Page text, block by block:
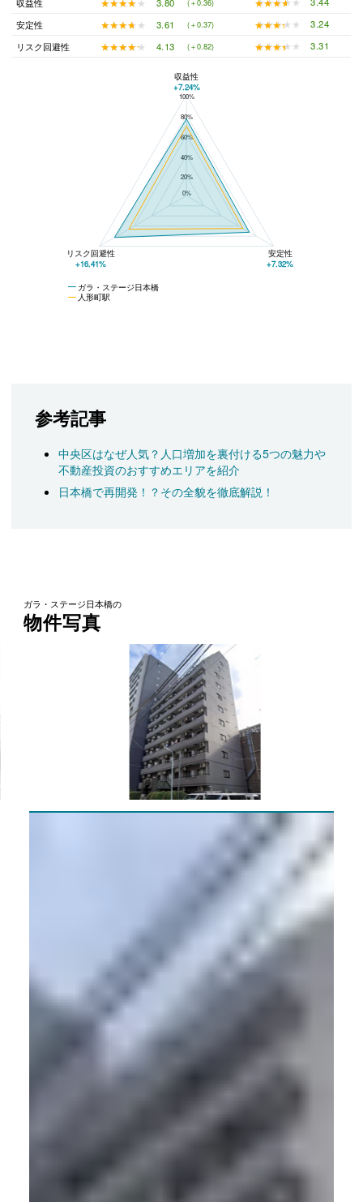
収益性
(＋0.36)
安定性
★★★★★
★★★★★ 3.61 (＋0.37) ★★★★★
★★★★★
3.24
リスク回避性
★★★★★
★★★★★ 4.13 (＋0.82) ★★★★★
★★★★★ 3.31
ガラ・ステージ日本橋と人形町駅の平均値の総合評価の比較
100%
80%
60%
40%
20%
0%
ガラ・ステージ日本橋
人形町駅
収益性
+7.24%
リスク回避性
+16.41%
安定性
+7.32%
参考記事
中央区はなぜ人気？人口増加を裏付ける5つの魅力や
不動産投資のおすすめエリアを紹介
日本橋で再開発！？その全貌を徹底解説！
ガラ・ステージ日本橋の
物件写真